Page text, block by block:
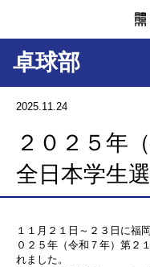
卓球部
2025.11.24
２０２５年
全日本学生
１１月２１日～２３日に福
０２５年（令和７年）第２
れました。